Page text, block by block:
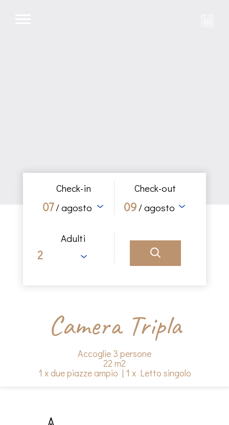
Check-in
07/ agosto
Check-out
09/ agosto
Adulti
Camera Tripla
Accoglie 3 persone
22 m2
1 x due piazze ampio | 1 x Letto singolo